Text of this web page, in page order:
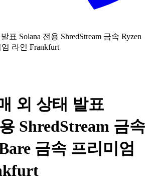
표 Solana 전용 ShredStream 금속 Ryzen
라인 Frankfurt
외 상태 발표
ShredStream 금속
금속 프리미엄